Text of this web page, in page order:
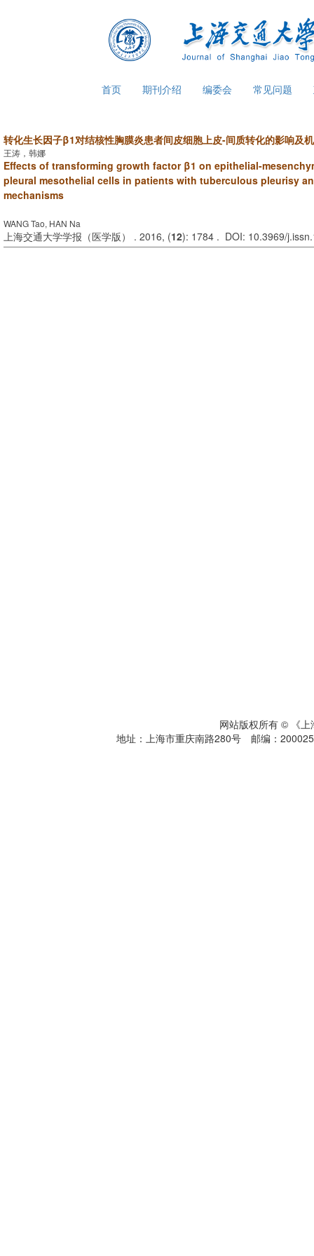
首页 期刊介绍 编委会 常见问题
转化生长因子β1对结核性胸膜炎患者间皮细胞上皮-间质转化的影响及
王涛，韩娜
Effects of transforming growth factor β1 on epithelial-
pleural mesothelial cells in patients with tuberculous pleurisy
mechanisms
WANG Tao, HAN Na
上海交通大学学报（医学版） . 2016, (12): 1784 . DOI: 10.3969/
网站版权所有 © 《
地址：上海市重庆南路280号 邮编：